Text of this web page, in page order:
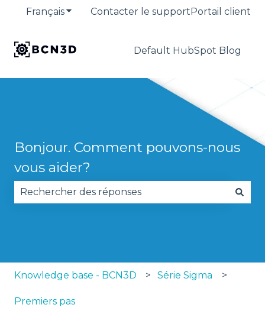
FrançaisAfficher le sous-menu pour les
Contacter le supportPortail client
Default HubSpot Blog
Bonjour. Comment pouvons-nous
vous aider?
Knowledge base - BCN3D Série Sigma
Premiers pas